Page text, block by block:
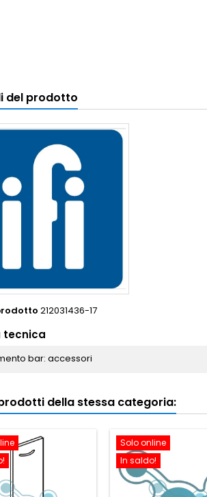
del prodotto
212031436-17
tecnica
bar: accessori
della stessa categoria:
Solo online
In saldo!